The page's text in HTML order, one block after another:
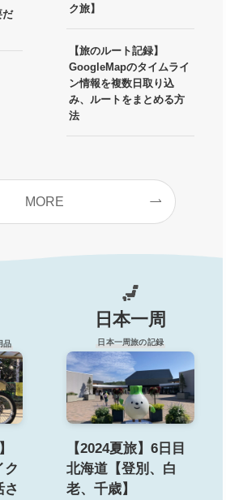
だ
ク旅】
【旅のルート記録】
GoogleMapのタイムライ
ン情報を複数日取り込
み、ルートをまとめる方
法
MORE
品
日本一周
日本一周旅の記録
ク
さ
【2024夏旅】6日目
北海道【登別、白
老、千歳】